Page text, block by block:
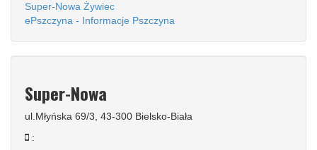
Super-Nowa Żywiec
ePszczyna - Informacje Pszczyna
Super-Nowa
ul.Młyńska 69/3, 43-300 Bielsko-Biała
: